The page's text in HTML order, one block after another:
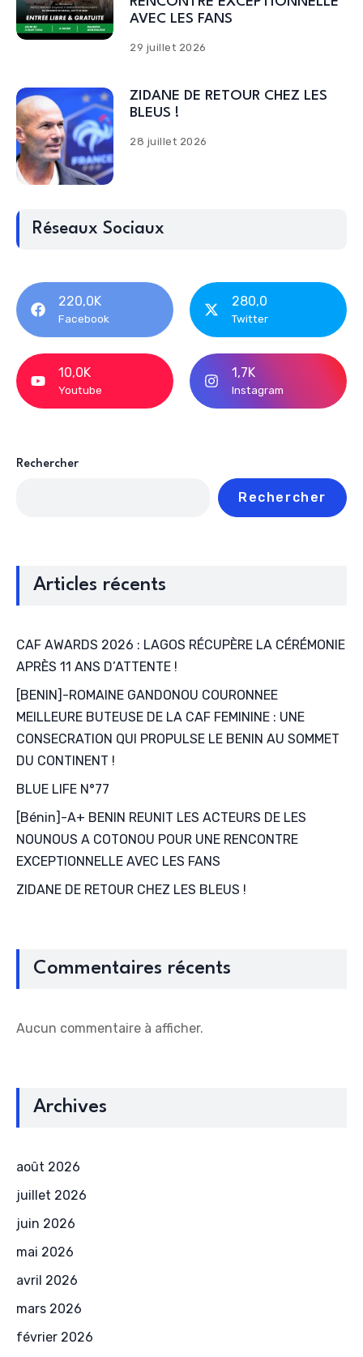
AVEC LES FANS
29 juillet 2026
ZIDANE DE RETOUR CHEZ LES
BLEUS !
28 juillet 2026
Réseaux Sociaux
220,0K
Facebook
280,0
Twitter
10,0K
Youtube
1,7K
Instagram
Rechercher
Rechercher
Articles récents
CAF AWARDS 2026 : LAGOS RÉCUPÈRE LA CÉRÉMONIE
APRÈS 11 ANS D’ATTENTE !
[BENIN]-ROMAINE GANDONOU COURONNEE
MEILLEURE BUTEUSE DE LA CAF FEMININE : UNE
CONSECRATION QUI PROPULSE LE BENIN AU SOMMET
DU CONTINENT !
BLUE LIFE N°77
[Bénin]-A+ BENIN REUNIT LES ACTEURS DE LES
NOUNOUS A COTONOU POUR UNE RENCONTRE
EXCEPTIONNELLE AVEC LES FANS
ZIDANE DE RETOUR CHEZ LES BLEUS !
Commentaires récents
Aucun commentaire à afficher.
Archives
août 2026
juillet 2026
juin 2026
mai 2026
avril 2026
mars 2026
février 2026